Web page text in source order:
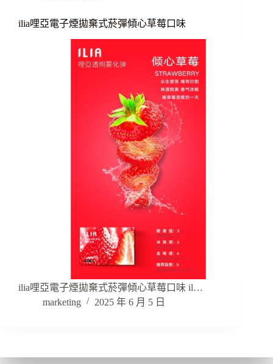
ilia哩亞電子煙拋棄式菸彈傾心草莓口味
ilia哩亞電子煙拋棄式菸彈傾心草莓口味 il…
marketing
2025 年 6 月 5 日